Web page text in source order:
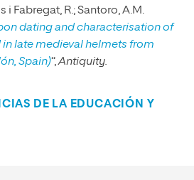
i Fabregat, R.; Santoro, A.M.
dating and characterisation of
late medieval helmets from
Spain)“,Antiquity.
DE LA EDUCACIÓN Y